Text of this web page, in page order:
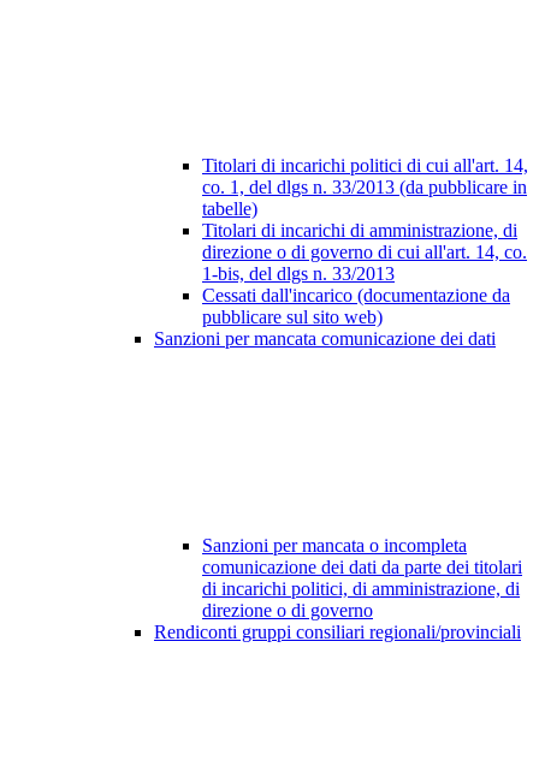
Titolari di incarichi politici di cui all'art. 14,
co. 1, del dlgs n. 33/2013 (da pubblicare in
tabelle)
Titolari di incarichi di amministrazione, di
direzione o di governo di cui all'art. 14, co.
1-bis, del dlgs n. 33/2013
Cessati dall'incarico (documentazione da
pubblicare sul sito web)
Sanzioni per mancata comunicazione dei dati
Sanzioni per mancata o incompleta
comunicazione dei dati da parte dei titolari
di incarichi politici, di amministrazione, di
direzione o di governo
Rendiconti gruppi consiliari regionali/provinciali